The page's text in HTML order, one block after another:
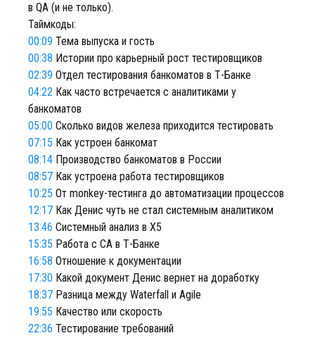
в QA (и не только).
Таймкоды:
00:09 Тема выпуска и гость
00:38 Истории про карьерный рост тестировщиков
02:39 Отдел тестирования банкоматов в Т-Банке
04:22 Как часто встречается с аналитиками у
банкоматов
05:00 Сколько видов железа приходится тестировать
07:15 Как устроен банкомат
08:14 Производство банкоматов в России
08:57 Как устроена работа тестировщиков
10:25 От monkey-тестинга до автоматизации процессов
12:17 Как Денис чуть не стал системным аналитиком
13:46 Системный анализ в X5
15:35 Работа с СА в Т-Банке
16:58 Отношение к документации
17:30 Какой документ Денис вернет на доработку
18:37 Разница между Waterfall и Agile
19:55 Качество или скорость
22:36 Тестирование требований